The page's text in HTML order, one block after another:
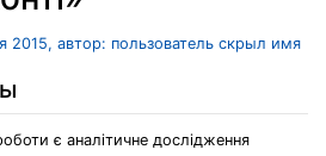
2015, автор: пользователь скрыл имя
є аналітичне дослідження